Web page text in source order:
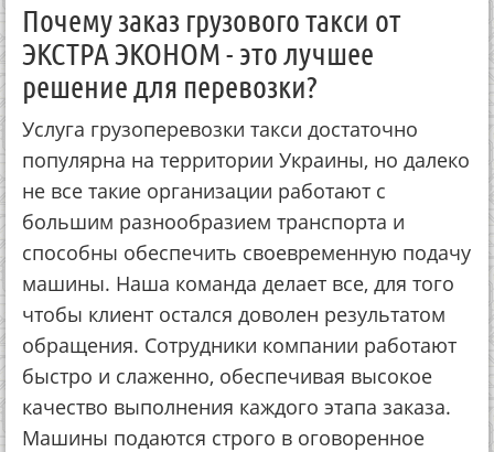
Почему заказ грузового такси от
ЭКСТРА ЭКОНОМ - это лучшее
решение для перевозки?
Услуга грузоперевозки такси достаточно
популярна на территории Украины, но далеко
не все такие организации работают с
большим разнообразием транспорта и
способны обеспечить своевременную подачу
машины. Наша команда делает все, для того
чтобы клиент остался доволен результатом
обращения. Сотрудники компании работают
быстро и слаженно, обеспечивая высокое
качество выполнения каждого этапа заказа.
Машины подаются строго в оговоренное